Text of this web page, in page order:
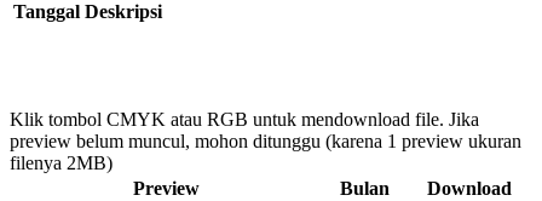
Tanggal Deskripsi
Klik tombol CMYK atau RGB untuk mendownload file. Jika
preview belum muncul, mohon ditunggu (karena 1 preview ukuran
filenya 2MB)
Preview
Bulan Download